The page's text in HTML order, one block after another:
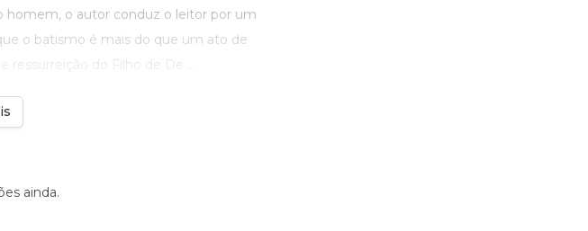
o autor conduz o leitor por um
o batismo é mais do que um ato de
do Filho de De ...
ainda.